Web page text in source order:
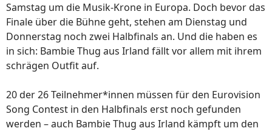
Samstag um die Musik-Krone in Europa. Doch bevor das
Finale über die Bühne geht, stehen am Dienstag und
Donnerstag noch zwei Halbfinals an. Und die haben es
in sich: Bambie Thug aus Irland fällt vor allem mit ihrem
schrägen Outfit auf.
20 der 26 Teilnehmer*innen müssen für den Eurovision
Song Contest in den Halbfinals erst noch gefunden
werden – auch Bambie Thug aus Irland kämpft um den